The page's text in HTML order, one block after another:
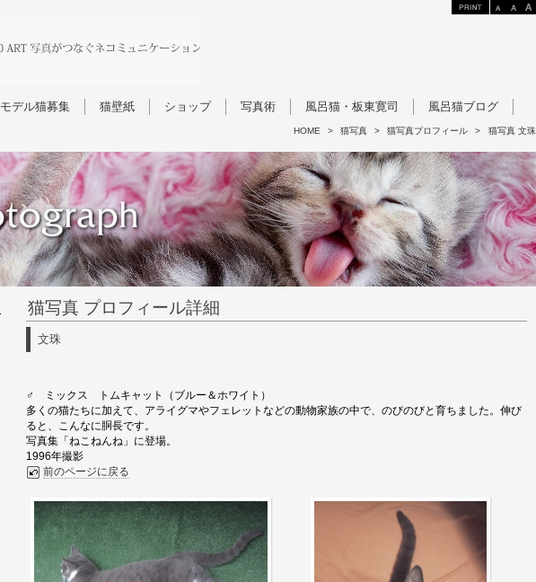
モデル猫募集 猫壁紙 ショップ 写真術 風呂猫・板東寛司 風呂猫ブログ
HOME > 猫写真 > 猫写真プロフィール > 猫写真 文珠
猫写真 プロフィール詳細
文珠
♂ ミックス トムキャット（ブルー＆ホワイト）
多くの猫たちに加えて、アライグマやフェレットなどの動物家族の中で、のびのびと育ちました。伸び
ると、こんなに胴長です。
写真集「ねこねんね」に登場。
1996年撮影
前のページに戻る